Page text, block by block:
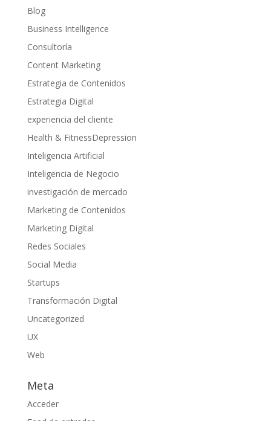
Blog
Business Intelligence
Consultoría
Content Marketing
Estrategia de Contenidos
Estrategia Digital
experiencia del cliente
Health & FitnessDepression
Inteligencia Artificial
Inteligencia de Negocio
investigación de mercado
Marketing de Contenidos
Marketing Digital
Redes Sociales
Social Media
Startups
Transformación Digital
Uncategorized
UX
Web
Meta
Acceder